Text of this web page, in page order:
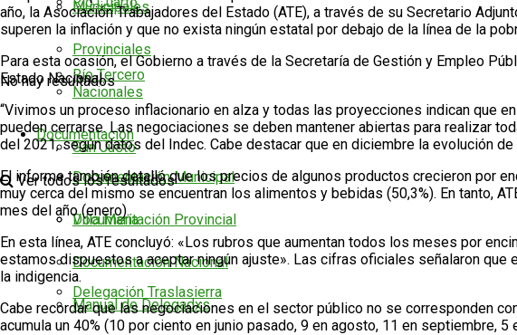
Municipales
Provinciales
Nacionales
Documentación
Documentación Municipal
Documentación Provincial
Documentación Nacional
Manual de Delegadxs
Río Tercero
San Justo
Villa María
Delegación Traslasierra
No hay resultados
Ver todos los resultados
año, la Asociación Trabajadores del Estado (ATE), a través de su Secretario
superen la inflación y que no exista ningún estatal por debajo de la línea de la
Para esta ocasión, el Gobierno a través de la Secretaría de Gestión y Empleo
Estado Nacional.
“Vivimos un proceso inflacionario en alza y todas las proyecciones indican que
pueden cerrarse. Las negociaciones se deben mantener abiertas para realizar
del 2021, según datos del Indec. Cabe destacar que en diciembre la evolución
El informe también detalló que los precios de algunos productos crecieron por
muy cerca del mismo se encuentran los alimentos y bebidas (50,3%). En tanto,
mes del año (enero).
En esta línea, ATE concluyó: «Los rubros que aumentan todos los meses por
estamos dispuestos a aceptar ningún ajuste». Las cifras oficiales señalaron
la indigencia.
Cabe recordar que las negociaciones en el sector público no se corresponden
acumula un 40% (10 por ciento en junio pasado, 9 en agosto, 11 en septiembre, 5